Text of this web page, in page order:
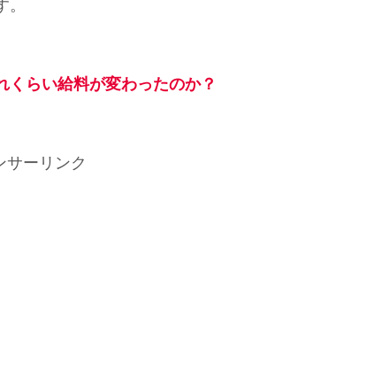
らい給料が変わったのか？
サーリンク